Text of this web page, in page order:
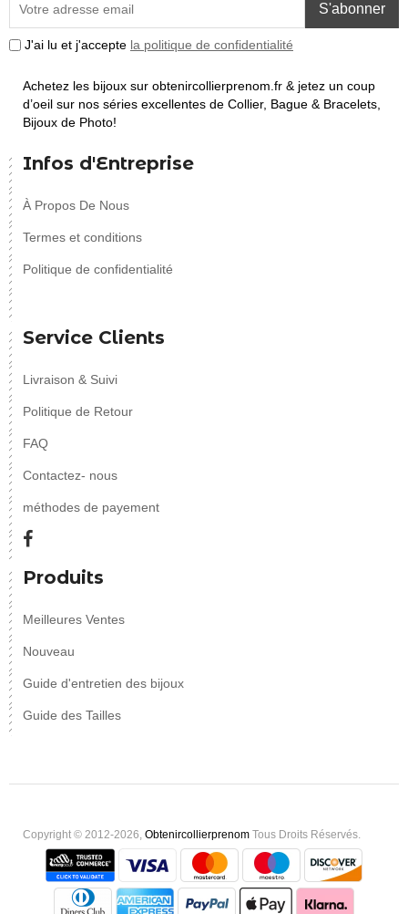
S'abonner
J'ai lu et j'accepte la politique de confidentialité
Achetez les bijoux sur obtenircollierprenom.fr & jetez un coup
d’oeil sur nos séries excellentes de Collier, Bague & Bracelets,
Bijoux de Photo!
Infos d'Entreprise
À Propos De Nous
Termes et conditions
Politique de confidentialité
Service Clients
Livraison & Suivi
Politique de Retour
FAQ
Contactez- nous
méthodes de payement
Produits
Meilleures Ventes
Nouveau
Guide d'entretien des bijoux
Guide des Tailles
Copyright © 2012-2026, Obtenircollierprenom Tous Droits Réservés.